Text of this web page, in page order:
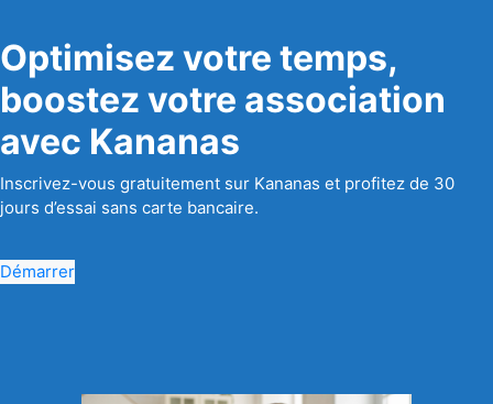
Optimisez votre temps,
boostez votre association
avec Kananas
Inscrivez-vous gratuitement sur Kananas et profitez de 30
jours d’essai sans carte bancaire.
Démarrer